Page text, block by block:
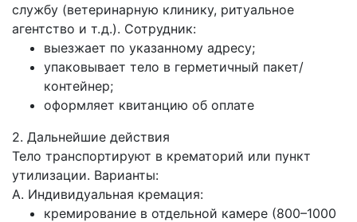
службу (ветеринарную клинику, ритуальное
агентство и т. д.). Сотрудник:
выезжает по указанному адресу;
упаковывает тело в герметичный пакет/
контейнер;
оформляет квитанцию об оплате
2. Дальнейшие действия
Тело транспортируют в крематорий или пункт
утилизации. Варианты:
А. Индивидуальная кремация:
кремирование в отдельной камере (800–1000